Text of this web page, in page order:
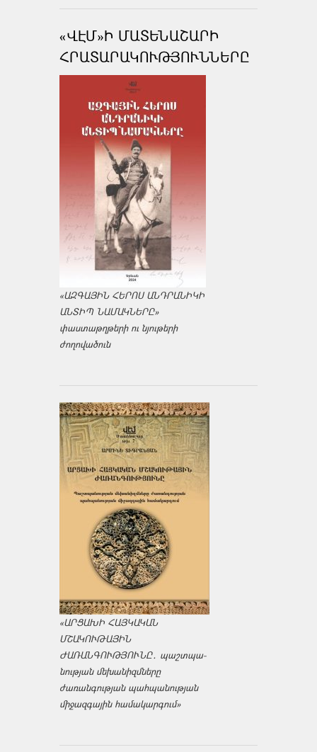
«ՎԷՄ»Ի ՄԱՏԵՆԱՇԱՐԻ
ՀՐԱՏԱՐԱԿՈՒԹՅՈՒՆՆԵՐԸ
«ԱԶԳԱՅԻՆ ՀԵՐՈՍ ԱՆԴՐԱՆԻԿԻ
ԱՆՏԻՊ ՆԱՄԱԿՆԵՐԸ»
փաստաթղթերի ու նյութերի
ժողովածուն
«ԱՐՑԱԽԻ ՀԱՅԿԱԿԱՆ
ՄՇԱԿՈՒԹԱՅԻՆ
ԺԱՌԱՆԳՈՒԹՅՈՒՆԸ․ պաշտպա­
նության մեխանիզմները
ժառանգության պահպանության
միջազ­գային համակարգում»